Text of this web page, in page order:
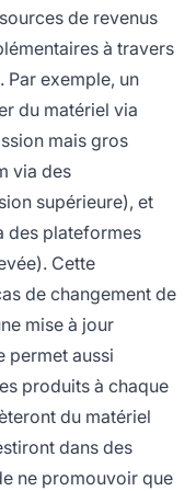
de revenus
à travers
Par exemple, un
du matériel via
mais gros
via des
supérieure), et
des plateformes
Cette
de changement de
mise à jour
permet aussi
produits à chaque
du matériel
dans des
ne promouvoir que